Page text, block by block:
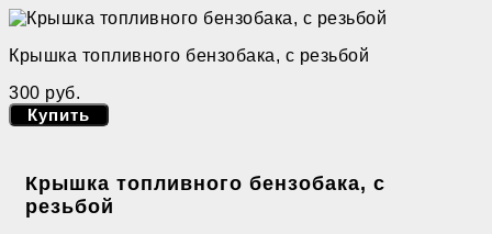
Крышка топливного бензобака, с резьбой
300 руб.
Купить
Крышка топливного бензобака, с
резьбой